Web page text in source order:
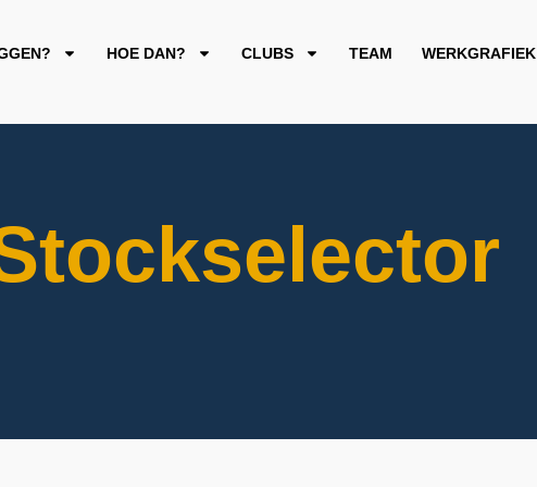
HOE DAN? CLUBS TEAM WERKGRAFIEK